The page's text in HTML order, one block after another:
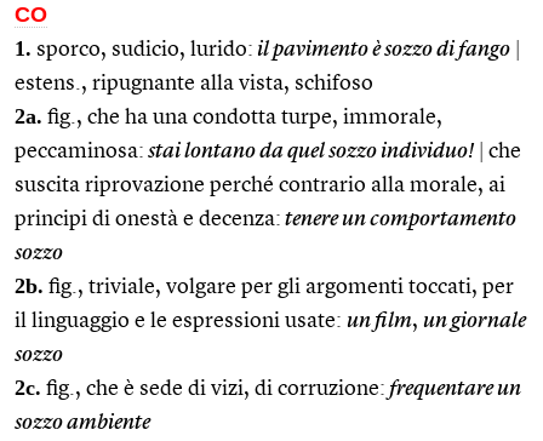
CO
1. sporco, sudicio, lurido: il pavimento è sozzo di fango
estens., ripugnante alla vista, schifoso
2a. fig., che ha una condotta turpe, immorale,
peccaminosa: stai lontano da quel sozzo individuo!
che
suscita riprovazione perché contrario alla morale, ai
principi di onestà e decenza: tenere un comportamento
sozzo
2b. fig., triviale, volgare per gli argomenti toccati, per
il linguaggio e le espressioni usate: un film, un giornale
sozzo
2c. fig., che è sede di vizi, di corruzione: frequentare un
sozzo ambiente